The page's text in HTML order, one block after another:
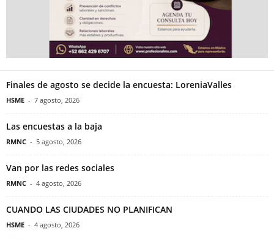
Finales de agosto se decide la encuesta: LoreniaValles
HSME - 7 agosto, 2026
Las encuestas a la baja
RMNC - 5 agosto, 2026
Van por las redes sociales
RMNC - 4 agosto, 2026
CUANDO LAS CIUDADES NO PLANIFICAN
HSME - 4 agosto, 2026